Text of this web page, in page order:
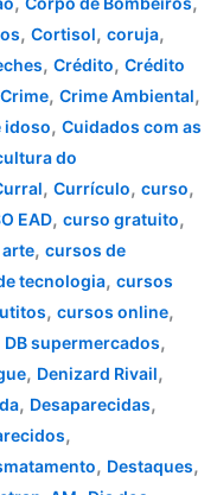
, Cortisol, coruja,
, Crédito, Crédito
Crime, Crime Ambiental,
idoso, Cuidados com as
do
, Currículo, curso,
EAD, curso gratuito,
, cursos de
tecnologia, cursos
, cursos online,
DB supermercados,
, Denizard Rivail,
, Desaparecidas,
,
, Destaques,